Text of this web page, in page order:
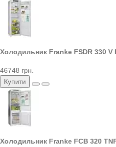
Холодильник Franke FSDR 330 V
46748 грн.
Купити
Холодильник Franke FCB 320